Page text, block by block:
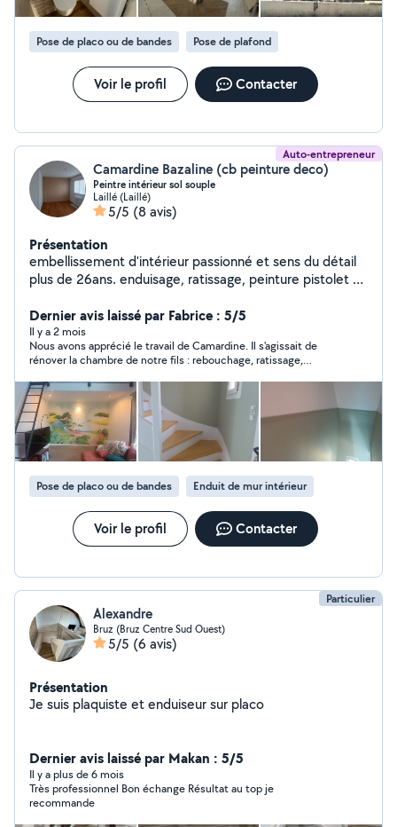
Pose de placo ou de bandes Pose de plafond
Voir le profil Contacter
Auto-entrepreneur
Camardine Bazaline (cb peinture deco)
Peintre intérieur sol souple
Laillé (Laillé)
5/5 (8 avis)
Présentation
embellissement d'intérieur passionné et sens du détail
plus de 26ans. enduisage, ratissage, peinture pistolet et
raccord sauté, panoramique ),patant, buflon, mur aspé,
ragréage, pose sol souple (rouleau, lame)
Dernier avis laissé par Fabrice : 5/5
Il y a 2 mois
Nous avons apprécié le travail de Camardine. Il s'agissait de
rénover la chambre de notre fils : rebouchage, ratissage,
pour pose de papiers peints le tout avec une grande qualité
des finitions. Notre fils est ravi de sa nouvelle chambre. Nous
avons également apprécié la personnalité de Camardine qui
est à l'écoute, ponctuel et d'humeur égale. Il a tenu les délais
prévus.
Pose de placo ou de bandes Enduit de mur intérieur
Voir le profil Contacter
Particulier
Alexandre
Bruz (Bruz Centre Sud Ouest)
5/5 (6 avis)
Présentation
Je suis plaquiste et enduiseur sur placo
Dernier avis laissé par Makan : 5/5
Il y a plus de 6 mois
Très professionnel Bon échange Résultat au top je
recommande